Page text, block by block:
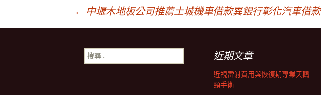
← 中壢木地板公司推薦土城機車借款異銀行彰化汽車借款
搜
尋
近期文章
近視雷射費用與恢復期專業天鵝
頸手術